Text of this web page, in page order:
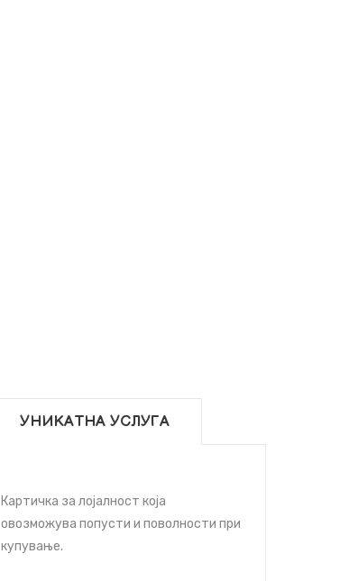
УНИКАТНА УСЛУГА
Картичка за лојалност која
овозможува попусти и поволности при
купување.